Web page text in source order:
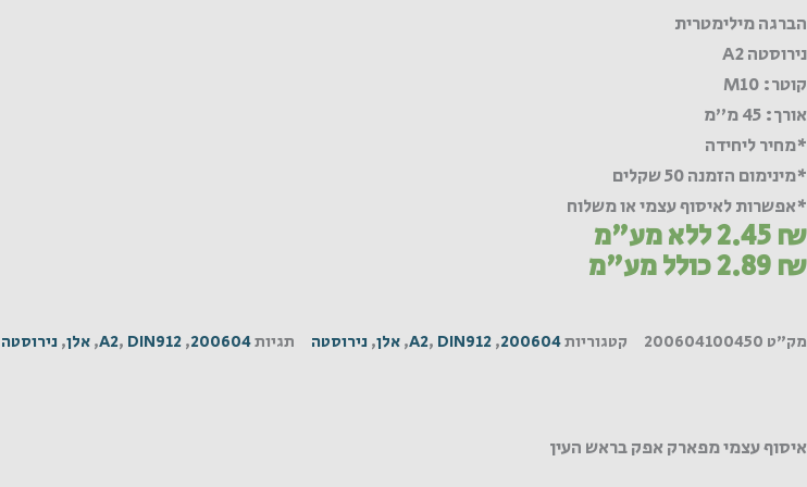
הברגה מילימטרית
נירוסטה A2
קוטר: M10
אורך: 45 מ"מ
*מחיר ליחידה
*מינימום הזמנה 50 שקלים
*אפשרות לאיסוף עצמי או משלוח
2.45₪ ללא מע"מ
2.89₪ כולל מע"מ
מק"ט 200604100450 קטגוריות200604
,
A2, DIN912
,אלן, נירוסטה תגיות200604
,
A2, DIN912
,אלן, נירוסטה
איסוף עצמי מפארק אפק בראש העין